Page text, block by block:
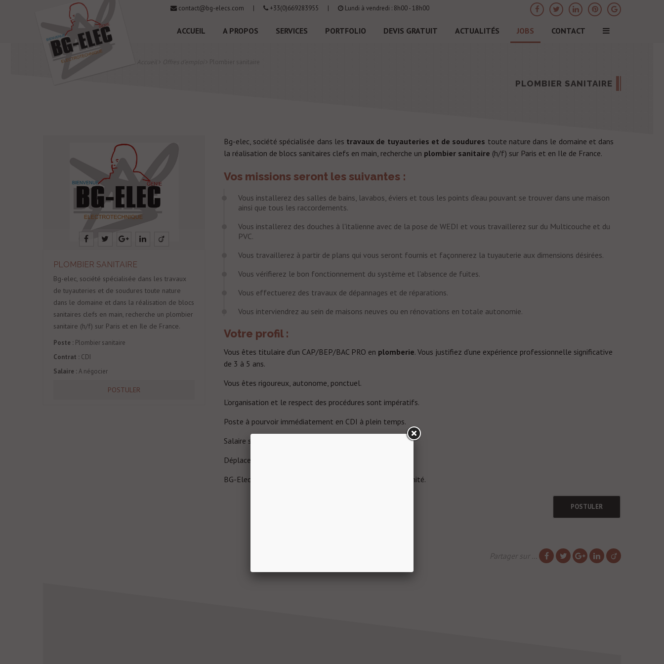
contact@bg-elecs.com | +33(0)669283955 | Lundi à vendredi : 8h00 - 18h00
ACCUEIL A PROPOS SERVICES PORTFOLIO DEVIS GRATUIT ACTUALITÉS JOBS CONTACT
PLOMBIER SANITAIRE
PLOMBIER SANITAIRE
Bg-elec, société spécialisée dans les travaux
de tuyauteries et de soudures toute nature
dans le domaine et dans la réalisation de blocs
sanitaires clefs en main, recherche un plombier
sanitaire (h/f) sur Paris et en Ile de France.
Poste : Plombier sanitaire
Contrat : CDI
Salaire :A négocier
POSTULER
Bg-elec, société spécialisée dans les travaux de tuyauteries et de soudures toute nature dans le domaine et dans
la réalisation de blocs sanitaires clefs en main, recherche un plombier sanitaire (h/f) sur Paris et en Ile de France.
Vos missions seront les suivantes :
Vous installerez des salles de bains, lavabos, éviers et tous les points d'eau pouvant se trouver dans une maison
ainsi que tous les raccordements.
Vous installerez des douches à l'italienne avec de la pose de WEDI et vous travaillerez sur du Multicouche et du
PVC.
Vous travaillerez à partir de plans qui vous seront fournis et façonnerez la tuyauterie aux dimensions désirées.
Vous vérifierez le bon fonctionnement du système et l'absence de fuites.
Vous effectuerez des travaux de dépannages et de réparations.
Vous interviendrez au sein de maisons neuves ou en rénovations en totale autonomie.
Votre profil :
Vous êtes titulaire d'un CAP/BEP/BAC PRO en plomberie. Vous justifiez d’une expérience professionnelle significative
de 3 à 5 ans.
Vous êtes rigoureux, autonome, ponctuel.
L’organisation et le respect des procédures sont impératifs.
Poste à pourvoir immédiatement en CDI à plein temps.
Salaire selon votre profil et vos expériences.
Déplacement dans toute la France à prévoir.
BG-Elec vous propose aujourd’hui une très belle opportunité.
POSTULER
Partager sur ...